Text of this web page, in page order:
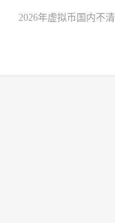
2026年虚拟币国内不